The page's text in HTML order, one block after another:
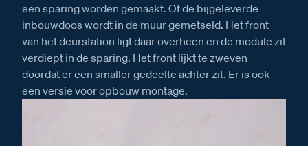
een sparing worden gemaakt. Of de bijgeleverde
inbouwdoos wordt in de muur gemetseld. Het front
van het deurstation ligt daar overheen en de module zit
verdiept in de sparing. Het front lijkt te zweven
doordat er een smaller gedeelte achter zit. Er is ook
een versie voor opbouw montage.